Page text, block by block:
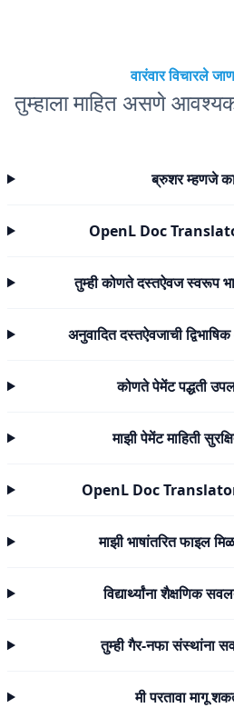
वारंवार विचारले
तुम्हाला माहित असणे
ब्रुशर म्हणजे
OpenL Doc
तुम्ही कोणते दस्तऐवज स्वरूप
अनुवादित दस्तऐवजाची
कोणते पेमेंट पद्धती
माझी पेमेंट माहिती
OpenL Doc
माझी भाषांतरित फाइल
विद्यार्थ्यांना शैक्षणिक
तुम्ही गैर-नफा संस्थांना
मी परतावा मागू